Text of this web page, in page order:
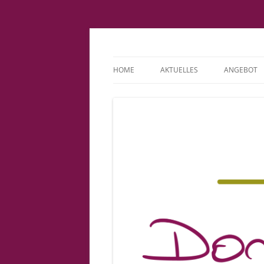
HOME AKTUELLES ANGEBOT